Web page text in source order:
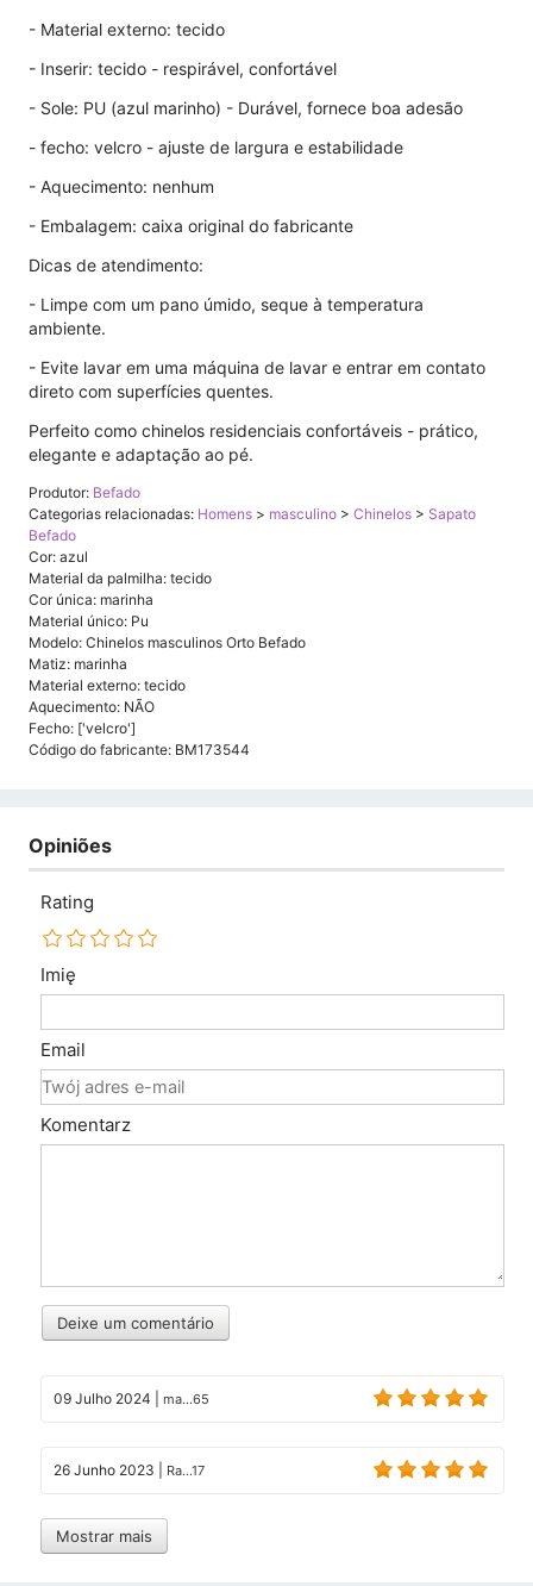
- Material externo: tecido
- Inserir: tecido - respirável, confortável
- Sole: PU (azul marinho) - Durável, fornece boa adesão
- fecho: velcro - ajuste de largura e estabilidade
- Aquecimento: nenhum
- Embalagem: caixa original do fabricante
Dicas de atendimento:
- Limpe com um pano úmido, seque à temperatura
ambiente.
- Evite lavar em uma máquina de lavar e entrar em contato
direto com superfícies quentes.
Perfeito como chinelos residenciais confortáveis ​​- prático,
elegante e adaptação ao pé.
Produtor: Befado
Categorias relacionadas: Homens > masculino > Chinelos > Sapato
Befado
Cor: azul
Material da palmilha: tecido
Cor única: marinha
Material único: Pu
Modelo: Chinelos masculinos Orto Befado
Matiz: marinha
Material externo: tecido
Aquecimento: NÃO
Fecho: ['velcro']
Código do fabricante: BM173544
Opiniões
Rating
Imię
Email
Komentarz
Deixe um comentário
09 Julho 2024 ma...65
26 Junho 2023 Ra...17
Mostrar mais